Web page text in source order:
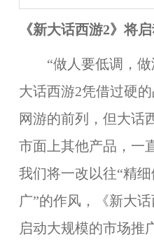
《新大话西游2》将
“做人要低调，做
大话西游2凭借过硬
网游的前列，但大话
市面上其他产品，一
我们将一改以往“精
广”的作风，《新大
启动大规模的市场推